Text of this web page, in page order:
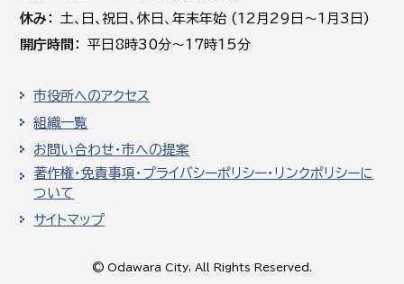
休み
土､日､祝日、休日、年末年始 (12月29日～1月3日)
開庁時間
平日8時30分～17時15分
市役所へのアクセス
組織一覧
お問い合わせ・市への提案
著作権・免責事項・プライバシーポリシー・リンクポリシーに
ついて
サイトマップ
© Odawara City, All Rights Reserved.